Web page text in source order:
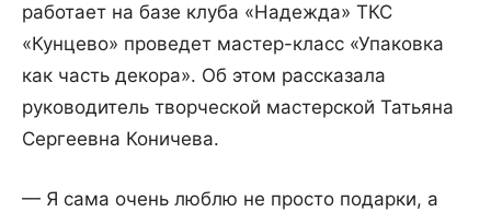
работает на базе клуба «Надежда» ТКС
«Кунцево» проведет мастер-класс «Упаковка
как часть декора». Об этом рассказала
руководитель творческой мастерской Татьяна
Сергеевна Коничева.
— Я сама очень люблю не просто подарки, а